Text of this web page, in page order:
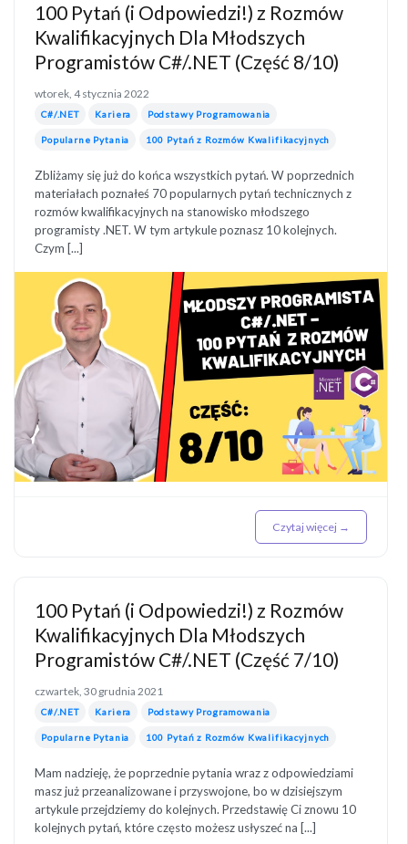
100 Pytań (i Odpowiedzi!) z Rozmów
Kwalifikacyjnych Dla Młodszych
Programistów C#/.NET (Część 8/10)
wtorek, 4 stycznia 2022
C#/.NET Kariera Podstawy Programowania
Popularne Pytania 100 Pytań z Rozmów Kwalifikacyjnych
Zbliżamy się już do końca wszystkich pytań. W poprzednich
materiałach poznałeś 70 popularnych pytań technicznych z
rozmów kwalifikacyjnych na stanowisko młodszego
programisty .NET. W tym artykule poznasz 10 kolejnych.
Czym [...]
Czytaj więcej →
100 Pytań (i Odpowiedzi!) z Rozmów
Kwalifikacyjnych Dla Młodszych
Programistów C#/.NET (Część 7/10)
czwartek, 30 grudnia 2021
C#/.NET Kariera Podstawy Programowania
Popularne Pytania 100 Pytań z Rozmów Kwalifikacyjnych
Mam nadzieję, że poprzednie pytania wraz z odpowiedziami
masz już przeanalizowane i przyswojone, bo w dzisiejszym
artykule przejdziemy do kolejnych. Przedstawię Ci znowu 10
kolejnych pytań, które często możesz usłyszeć na [...]